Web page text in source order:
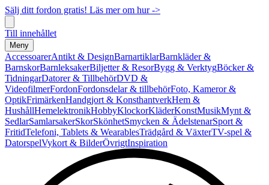
Sälj ditt fordon gratis! Läs mer om hur ->
Till innehållet
Meny
AccessoarerAntikt & DesignBarnartiklarBarnkläder &
BarnskorBarnleksakerBiljetter & ResorBygg & VerktygBöcker &
TidningarDatorer & TillbehörDVD &
VideofilmerFordonFordonsdelar & tillbehörFoto, Kameror &
OptikFrimärkenHandgjort & KonsthantverkHem &
HushållHemelektronikHobbyKlockorKläderKonstMusikMynt &
SedlarSamlarsakerSkorSkönhetSmycken & ÄdelstenarSport &
FritidTelefoni, Tablets & WearablesTrädgård & VäxterTV-spel &
DatorspelVykort & BilderÖvrigtInspiration